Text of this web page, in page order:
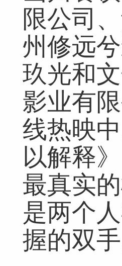
限公司
州修远
玖光和
影业有
线热映
以解释
最真实
是两个
握的双手